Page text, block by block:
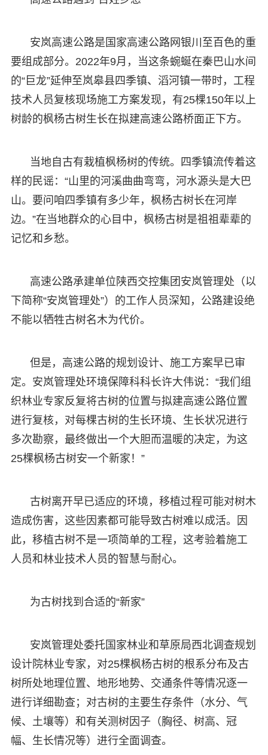
安岚高速公路是国家高速公路网银川至百色的重
要组成部分。2022年9月，当这条蜿蜒在秦巴山水间
的“巨龙”延伸至岚皋县四季镇、滔河镇一带时，工程
技术人员复核现场施工方案发现，有25棵150年以上
树龄的枫杨古树生长在拟建高速公路桥面正下方。
当地自古有栽植枫杨树的传统。四季镇流传着这
样的民谣：“山里的河溪曲曲弯弯，河水源头是大巴
山。要问咱四季镇有多少年，枫杨古树长在河岸
边。”在当地群众的心目中，枫杨古树是祖祖辈辈的
记忆和乡愁。
高速公路承建单位陕西交控集团安岚管理处（以
下简称“安岚管理处”）的工作人员深知，公路建设绝
不能以牺牲古树名木为代价。
但是，高速公路的规划设计、施工方案早已审
定。安岚管理处环境保障科科长许大伟说：“我们组
织林业专家反复将古树的位置与拟建高速公路位置
进行复核，对每棵古树的生长环境、生长状况进行
多次勘察，最终做出一个大胆而温暖的决定，为这
25棵枫杨古树安一个新家！”
古树离开早已适应的环境，移植过程可能对树木
造成伤害，这些因素都可能导致古树难以成活。因
此，移植古树不是一项简单的工程，这考验着施工
人员和林业技术人员的智慧与耐心。
为古树找到合适的“新家”
安岚管理处委托国家林业和草原局西北调查规划
设计院林业专家，对25棵枫杨古树的根系分布及古
树所处地理位置、地形地势、交通条件等情况逐一
进行详细勘查；对古树的主要生存条件（水分、气
候、土壤等）和有关测树因子（胸径、树高、冠
幅、生长情况等）进行全面调查。